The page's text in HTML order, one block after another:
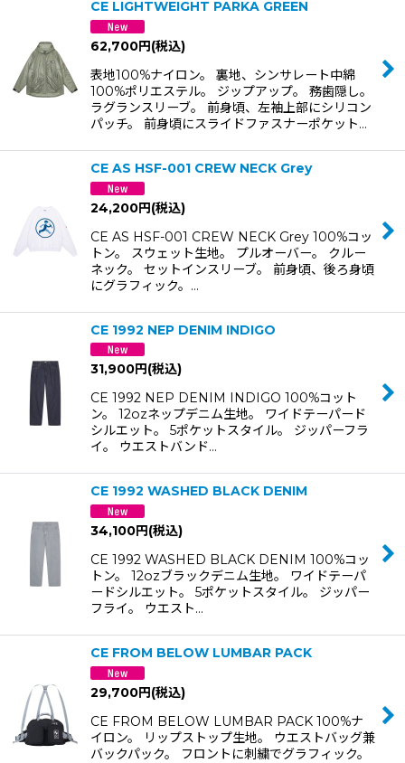
CE LIGHTWEIGHT PARKA GREEN
62,700円(税込)
表地100%ナイロン。 裏地、シンサレート中綿
100%ポリエステル。 ジップアップ。 務歯隠し。
ラグランスリーブ。 前身頃、左袖上部にシリコン
パッチ。 前身頃にスライドファスナーポケット…
CE AS HSF-001 CREW NECK Grey
24,200円(税込)
CE AS HSF-001 CREW NECK Grey 100%コッ
トン。 スウェット生地。 プルオーバー。 クルー
ネック。 セットインスリーブ。 前身頃、後ろ身頃
にグラフィック。…
CE 1992 NEP DENIM INDIGO
31,900円(税込)
CE 1992 NEP DENIM INDIGO 100%コット
ン。 12ozネップデニム生地。 ワイドテーパード
シルエット。 5ポケットスタイル。 ジッパーフラ
イ。 ウエストバンド…
CE 1992 WASHED BLACK DENIM
34,100円(税込)
CE 1992 WASHED BLACK DENIM 100%コッ
トン。 12ozブラックデニム生地。 ワイドテーパ
ードシルエット。 5ポケットスタイル。 ジッパー
フライ。 ウエスト…
CE FROM BELOW LUMBAR PACK
29,700円(税込)
CE FROM BELOW LUMBAR PACK 100%ナ
イロン。 リップストップ生地。 ウエストバッグ兼
バックパック。 フロントに刺繍でグラフィック。